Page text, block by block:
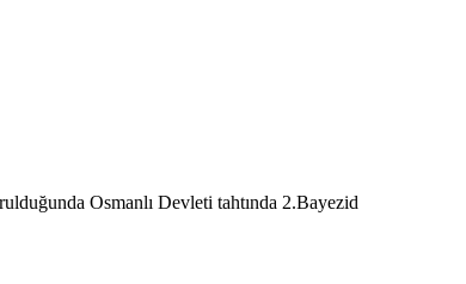
Osmanlı Devleti tahtında 2.Bayezid